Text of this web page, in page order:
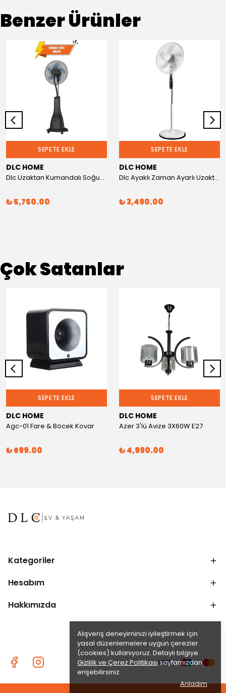
Alışveriş deneyiminizi iyileştirmek için
yasal düzenlemelere uygun çerezler
(cookies) kullanıyoruz. Detaylı bilgiye
Gizlilik ve Çerez Politikasısayfamızdan
erişebilirsiniz.
Anladım
Benzer Ürünler
SEPETE EKLE
DLC HOME
Dlc Uzaktan Kumandalı Soğuk Buharlı Sulu Vantilatör 90 Watt Teşhir
₺ 5,750.00
SEPETE EKLE
DLC HOME
Dlc Ayaklı Zaman Ayarlı Uzaktan Kumandalı Vantilatör 50 Watt Beyaz
₺ 3,490.00
Çok Satanlar
SEPETE EKLE
DLC HOME
Agc-01 Fare & Böcek Kovar
₺ 699.00
SEPETE EKLE
DLC HOME
Azer 3'lü Avize 3X60W E27
₺ 4,990.00
Kategoriler
Hesabım
Hakkımızda